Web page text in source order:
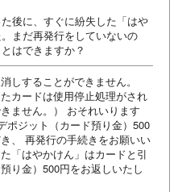
後に、すぐに紛失した「はや
まだ再発行をしていないの
はできますか？
しすることができません。
カードは使用停止処理がされ
ません。） おそれいります
ポジット（カード預り金）500
、 再発行の手続きをお願いい
「はやかけん」はカードと引
り金）500円をお返しいたし